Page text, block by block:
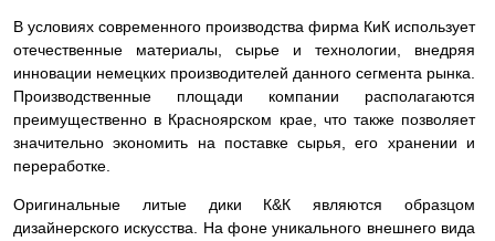
В условиях современного производства фирма КиК использует
отечественные материалы, сырье и технологии, внедряя
инновации немецких производителей данного сегмента рынка.
Производственные площади компании располагаются
преимущественно в Красноярском крае, что также позволяет
значительно экономить на поставке сырья, его хранении и
переработке.
Оригинальные литые дики К&К являются образцом
дизайнерского искусства. На фоне уникального внешнего вида